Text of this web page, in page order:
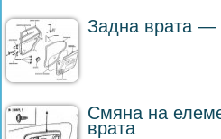
Задна врата —
Смяна на
врата